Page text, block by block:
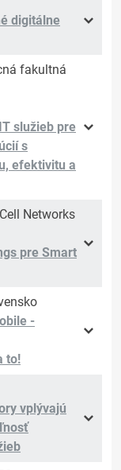
digitálne
fakultná
služieb pre
s
efektivitu a
Networks
pre Smart
-
to!
vplývajú